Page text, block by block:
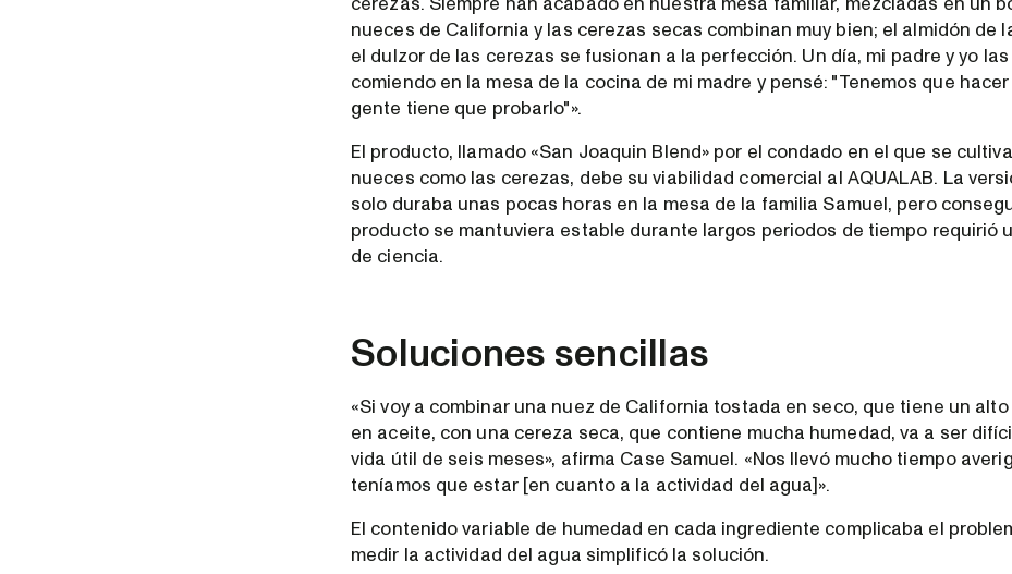
nueces de California y las cerezas secas combinan muy bien; el almidón de
el dulzor de las cerezas se fusionan a la perfección. Un día, mi padre y yo
comiendo en la mesa de la cocina de mi madre y pensé: "Tenemos que
gente tiene que probarlo"».
El producto, llamado «San Joaquin Blend» por el condado en el que se
nueces como las cerezas, debe su viabilidad comercial al AQUALAB. La
solo duraba unas pocas horas en la mesa de la familia Samuel, pero
producto se mantuviera estable durante largos periodos de tiempo requirió
de ciencia.
Soluciones sencillas
«Si voy a combinar una nuez de California tostada en seco, que tiene un
en aceite, con una cereza seca, que contiene mucha humedad, va a ser
vida útil de seis meses», afirma Case Samuel. «Nos llevó mucho tiempo
teníamos que estar [en cuanto a la actividad del agua]».
El contenido variable de humedad en cada ingrediente complicaba el
medir la actividad del agua simplificó la solución.